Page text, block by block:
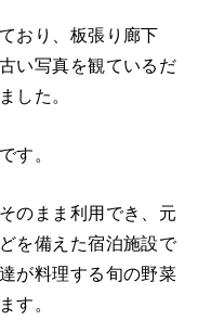
おり、板張り廊下
い写真を観ているだ
した。
す。
のまま利用でき、元
を備えた宿泊施設で
が料理する旬の野菜
す。